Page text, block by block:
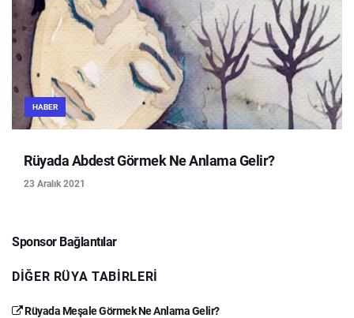
HABER
Rüyada Abdest Görmek Ne Anlama Gelir?
23 Aralık 2021
Sponsor Bağlantılar
DIĞER RÜYA TABIRLERI
Rüyada Meşale Görmek Ne Anlama Gelir?